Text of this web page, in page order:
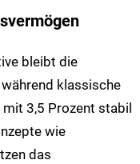
bleibt die
klassische
3,5 Prozent stabil
wie
das